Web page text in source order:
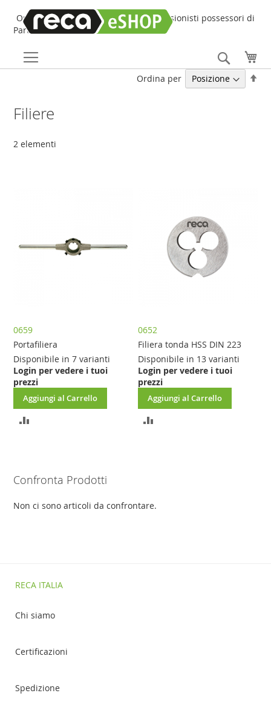
Online Shop online dedicato ai professionisti possessori di
Partita IVA!
Search
Filiere
2 elementi
Ordina per
0659
Portafiliera
Disponibile in 7 varianti
Login per vedere i tuoi
prezzi
Aggiungi al Carrello
AGGIUNGI
0652
Filiera tonda HSS DIN 223
Disponibile in 13 varianti
Login per vedere i tuoi
prezzi
Aggiungi al Carrello
Confronta Prodotti
Non ci sono articoli da confrontare.
RECA ITALIA
Chi siamo
Certificazioni
Spedizione